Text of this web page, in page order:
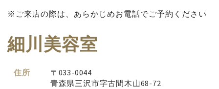
※ご来店の際は、あらかじめお電話でご予約ください
細川美容室
住所
〒033-0044
青森県三沢市字古間木山68-72